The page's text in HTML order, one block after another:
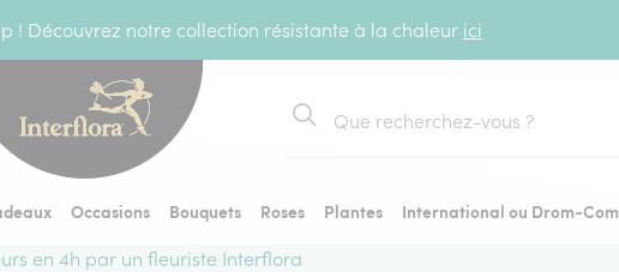
! Découvrez notre collection résistante à la chaleur ici
Rechercher
Occasions Bouquets Roses Plantes
International ou Drom-Com
en 4h par un fleuriste Interflora